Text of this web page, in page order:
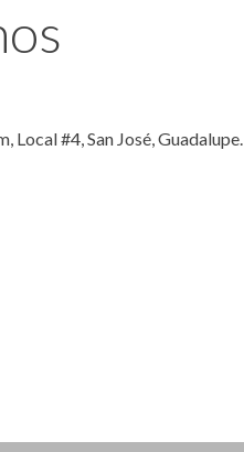
Local #4, San José, Guadalupe.